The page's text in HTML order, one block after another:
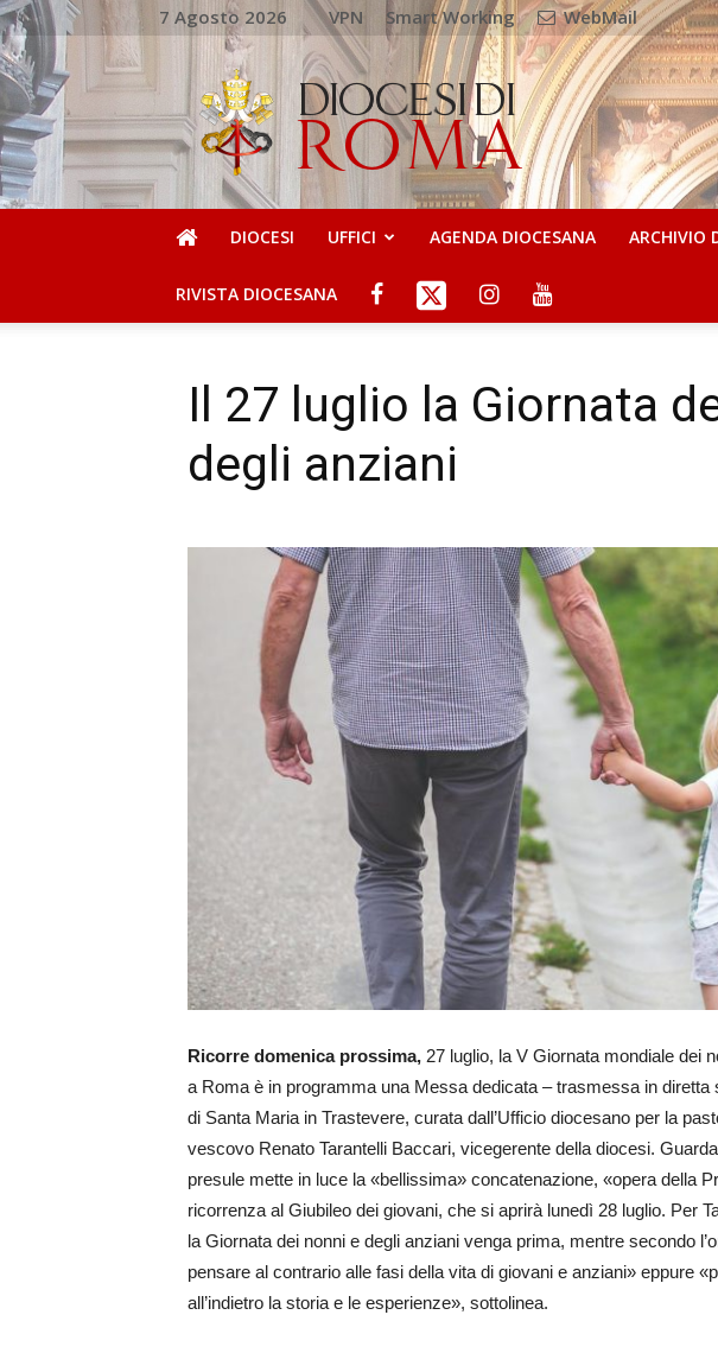
7 Agosto 2026 VPN Smart Working WebMail
DIOCESI
DI
ROMA
DIOCESI UFFICI AGENDA DIOCESANA ARCHIVIO
RIVISTA DIOCESANA
Il 27 luglio la Giornata
degli anziani
Ricorre domenica prossima, 27 luglio, la V Giornata mondiale dei
a Roma è in programma una Messa dedicata – trasmessa in diretta
di Santa Maria in Trastevere, curata dall’Ufficio diocesano per la
vescovo Renato Tarantelli Baccari, vicegerente della diocesi.
presule mette in luce la «bellissima» concatenazione, «opera della
ricorrenza al Giubileo dei giovani, che si aprirà lunedì 28 luglio. Per
la Giornata dei nonni e degli anziani venga prima, mentre secondo
pensare al contrario alle fasi della vita di giovani e anziani» eppure
all’indietro la storia e le esperienze», sottolinea.